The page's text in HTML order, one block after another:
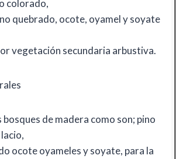
colorado,
quebrado, ocote, oyamel y soyate
vegetación secundaria arbustiva.
bosques de madera como son; pino
ocote oyameles y soyate, para la